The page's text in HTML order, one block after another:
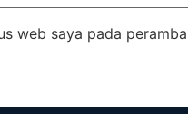
web saya pada